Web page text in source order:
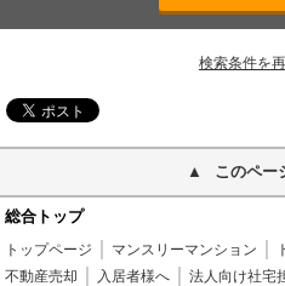
検索条件を
このペー
総合トップ
トップページ マンスリーマンション
不動産売却
入居者様へ 法人向け社宅